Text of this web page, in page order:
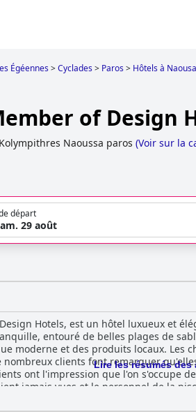
Égéennes>Cyclades> Paros> Hôtels à Naousa
of Design
Kolympithres Naoussa paros (Voir sur la
départ
29 août
Hotels, est un hôtel luxueux et
entouré de belles plages de
moderne et des produits locaux. Les
clients font remarquer
ont l'impression que l'on s'occupe
jamais vues et le personnel de la
havre de paix et de magnificence,
Lire les résumés